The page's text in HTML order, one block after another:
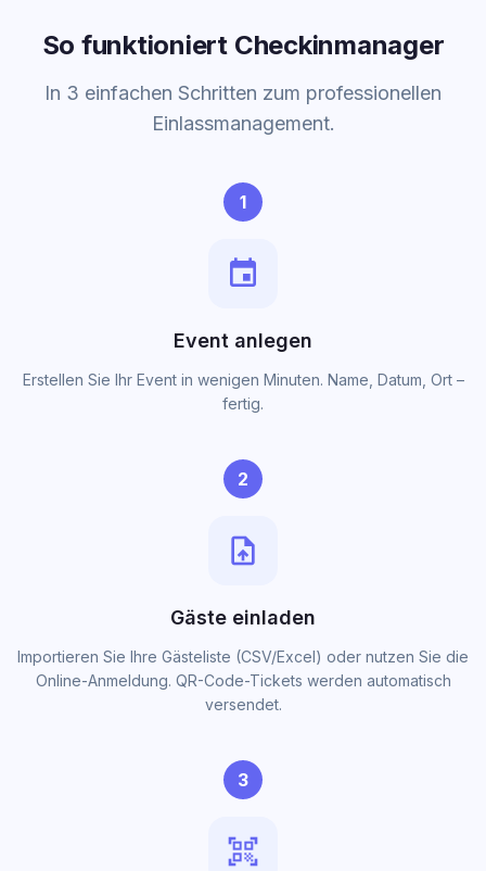
So funktioniert Checkinmanager
In 3 einfachen Schritten zum professionellen
Einlassmanagement.
1
event
Event anlegen
Erstellen Sie Ihr Event in wenigen Minuten. Name, Datum, Ort –
fertig.
2
upload_file
Gäste einladen
Importieren Sie Ihre Gästeliste (CSV/Excel) oder nutzen Sie die
Online-Anmeldung. QR-Code-Tickets werden automatisch
versendet.
3
qr_code_scanner